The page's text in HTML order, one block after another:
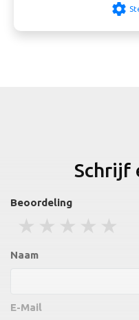
Schrijf
Beoordeling
4
3 stars
2 stars
1 stars
Naam
E-Mail
settings